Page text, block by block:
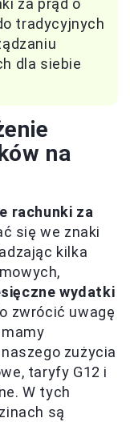
za prąd o
tradycyjnych
dla siebie
na
rachunki za
się we znaki
kilka
wydatki
zwrócić uwagę
zużycia
taryfy G12 i
W tych
są